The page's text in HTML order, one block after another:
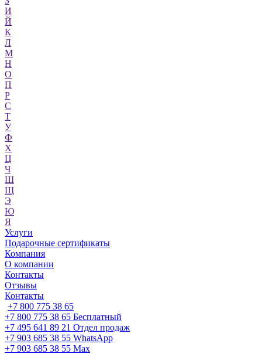
И
Й
К
Л
М
Н
О
П
Р
С
Т
У
Ф
Х
Ц
Ч
Ш
Щ
Э
Ю
Я
Услуги
Подарочные сертификаты
Компания
О компании
Контакты
Отзывы
Контакты
+7 800 775 38 65
+7 800 775 38 65 Бесплатный
+7 495 641 89 21 Отдел продаж
+7 903 685 38 55 WhatsApp
+7 903 685 38 55 Max